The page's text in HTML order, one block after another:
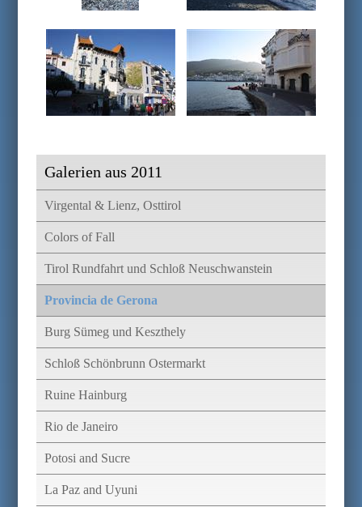
Galerien aus 2011
Virgental & Lienz, Osttirol
Colors of Fall
Tirol Rundfahrt und Schloß Neuschwanstein
Provincia de Gerona
Burg Sümeg und Keszthely
Schloß Schönbrunn Ostermarkt
Ruine Hainburg
Rio de Janeiro
Potosi and Sucre
La Paz and Uyuni